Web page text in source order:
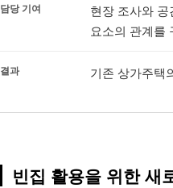
담당 기여
현장 조사와
요소의 관계를
결과 기존 상가주택
빈집 활용을 위한